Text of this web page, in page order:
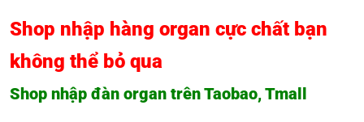
Shop nhập hàng organ cực chất bạn
không thể bỏ qua
Shop nhập đàn organ trên Taobao, Tmall